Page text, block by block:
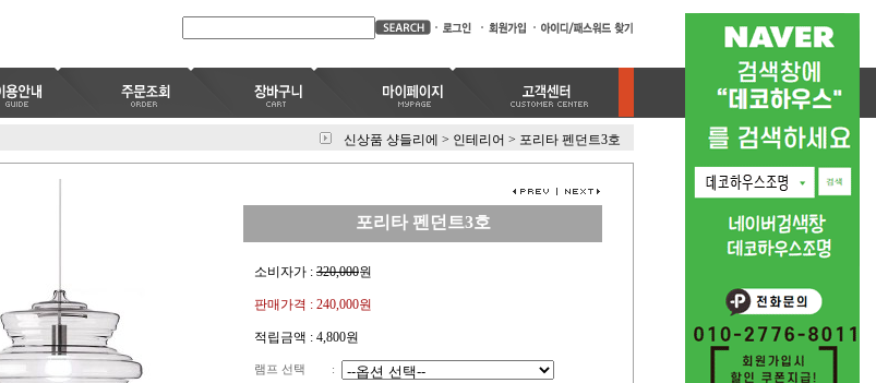
신상품 샹들리에 > 인테리어 > 포리타 펜던트3호
포리타 펜던트3호
소비자가 : 320,000원
판매가격 : 240,000원
적립금액 : 4,800원
램프 선택 :